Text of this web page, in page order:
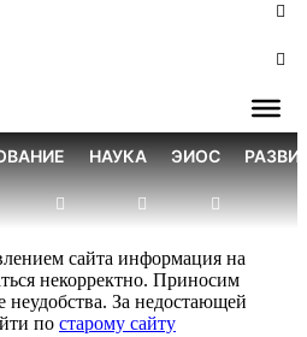
НАУКА ЭИОС
сайта информация на
некорректно. Приносим
неудобства. За недостающей
по старому сайту